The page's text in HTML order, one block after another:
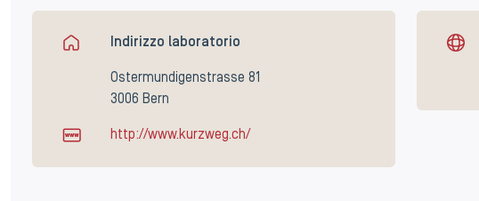
Indirizzo laboratorio
Ostermundigenstrasse 81
3006 Bern
http://www.kurzweg.ch/